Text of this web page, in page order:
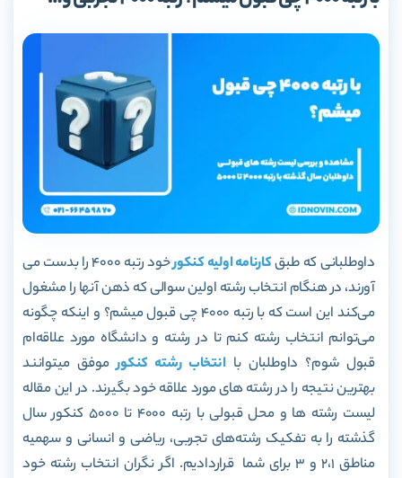
داوطلبانی که طبقکارنامه اولیه کنکور
خود رتبه 4000 را بدست می
آورند، در هنگام انتخاب رشته اولین سوالی که ذهن آنها را مشغول
می‌کند این است که با رتبه 4000 چی قبول میشم؟ و اینکه چگونه
می‌توانم انتخاب رشته کنم تا در رشته و دانشگاه مورد علاقه‌ام
قبول شوم؟ داوطلبان باانتخاب رشته کنکورموفق میتوانند
بهترین نتیجه را در رشته های مورد علاقه خود بگیرند. در این مقاله
لیست رشته ها و محل قبولی با رتبه 4000 تا 5000 کنکور سال
گذشته را به تفکیک رشته‌های تجربی، ریاضی و انسانی و سهمیه
مناطق 2،1 و 3 برای شما قراردادیم. اگر نگران انتخاب رشته خود